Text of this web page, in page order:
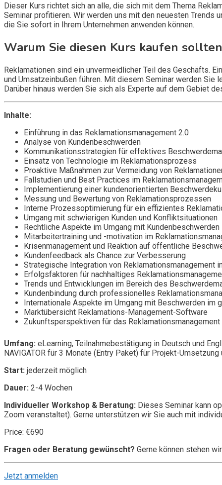
Dieser Kurs richtet sich an alle, die sich mit dem Thema
Seminar profitieren. Wir werden uns mit den neuesten Trends
die Sie sofort in Ihrem Unternehmen anwenden können.
Warum Sie diesen Kurs kaufen sollten
Reklamationen sind ein unvermeidlicher Teil des Geschäfts.
und Umsatzeinbußen führen. Mit diesem Seminar werden
Darüber hinaus werden Sie sich als Experte auf dem Gebiet
Inhalte:
Einführung in das Reklamationsmanagement 2.0
Analyse von Kundenbeschwerden
Kommunikationsstrategien für effektives
Einsatz von Technologie im Reklamationsprozess
Proaktive Maßnahmen zur Vermeidung von
Fallstudien und Best Practices im
Implementierung einer kundenorientierten
Messung und Bewertung von Reklamationsprozessen
Interne Prozessoptimierung für ein effizientes
Umgang mit schwierigen Kunden und Konfliktsituationen
Rechtliche Aspekte im Umgang mit Kundenbeschwerden
Mitarbeitertraining und -motivation im
Krisenmanagement und Reaktion auf öffentliche
Kundenfeedback als Chance zur Verbesserung
Strategische Integration von Reklamationsmanagement
Erfolgsfaktoren für nachhaltiges
Trends und Entwicklungen im Bereich des
Kundenbindung durch professionelles
Internationale Aspekte im Umgang mit Beschwerden im
Marktübersicht Reklamations-Management-Software
Zukunftsperspektiven für das Reklamationsmanagement
Umfang: eLearning, Teilnahmebestätigung in Deutsch und
NAVIGATOR für 3 Monate (Entry Paket) für Projekt-
Start: jederzeit möglich
Dauer: 2-4 Wochen
Individueller Workshop & Beratung: Dieses Seminar kann
Zoom veranstaltet). Gerne unterstützen wir Sie auch mit
Price: €690
Fragen oder Beratung gewünscht? Gerne können stehen
Jetzt anmelden